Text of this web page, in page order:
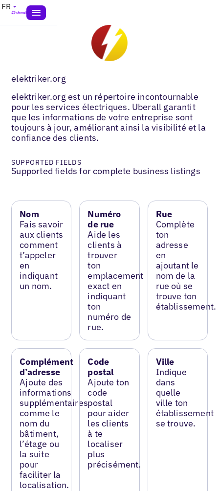
FR
elektriker.org
elektriker.org est un répertoire incontournable
pour les services électriques. Uberall garantit
que les informations de votre entreprise sont
toujours à jour, améliorant ainsi la visibilité et la
confiance des clients.
SUPPORTED FIELDS
Supported fields for complete business listings
Nom
Fais savoir
aux clients
comment
t’appeler
en
indiquant
un nom.
Numéro
de rue
Aide les
clients à
trouver
ton
emplacement
exact en
indiquant
ton
numéro de
rue.
Rue
Complète
ton
adresse
en
ajoutant le
nom de la
rue où se
trouve ton
établissement.
Complément
d’adresse
Ajoute des
informations
supplémentaires
comme le
nom du
bâtiment,
l’étage ou
la suite
pour
faciliter la
localisation.
Code
postal
Ajoute ton
code
postal
pour aider
les clients
à te
localiser
plus
précisément.
Ville
Indique
dans
quelle
ville ton
établissement
se trouve.